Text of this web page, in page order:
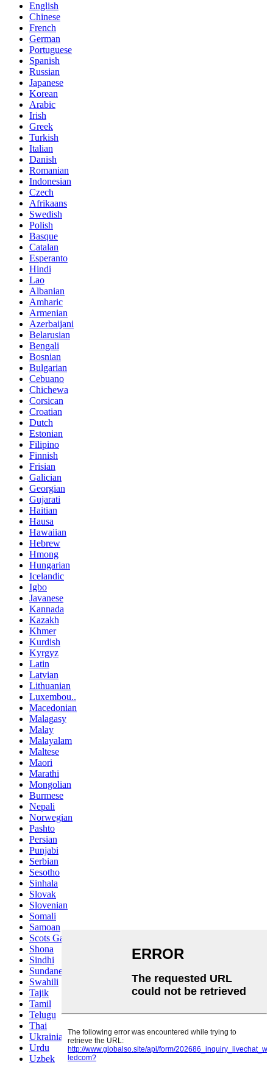
English
Chinese
French
German
Portuguese
Spanish
Russian
Japanese
Korean
Arabic
Irish
Greek
Turkish
Italian
Danish
Romanian
Indonesian
Czech
Afrikaans
Swedish
Polish
Basque
Catalan
Esperanto
Hindi
Lao
Albanian
Amharic
Armenian
Azerbaijani
Belarusian
Bengali
Bosnian
Bulgarian
Cebuano
Chichewa
Corsican
Croatian
Dutch
Estonian
Filipino
Finnish
Frisian
Galician
Georgian
Gujarati
Haitian
Hausa
Hawaiian
Hebrew
Hmong
Hungarian
Icelandic
Igbo
Javanese
Kannada
Kazakh
Khmer
Kurdish
Kyrgyz
Latin
Latvian
Lithuanian
Luxembou..
Macedonian
Malagasy
Malay
Malayalam
Maltese
Maori
Marathi
Mongolian
Burmese
Nepali
Norwegian
Pashto
Persian
Punjabi
Serbian
Sesotho
Sinhala
Slovak
Slovenian
Somali
Samoan
Scots Gaelic
Shona
Sindhi
Sundanese
Swahili
Tajik
Tamil
Telugu
Thai
Ukrainian
Urdu
Uzbek